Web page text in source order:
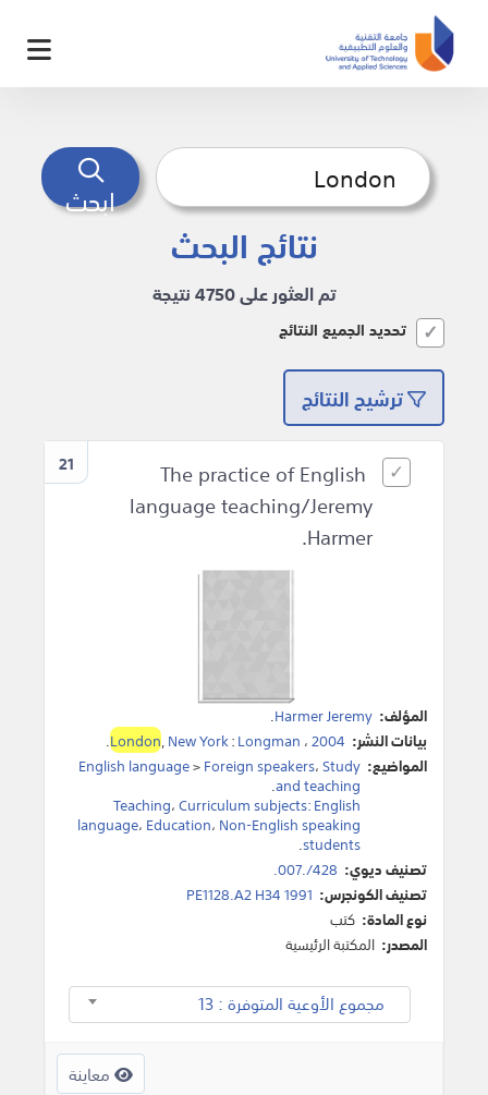
ابحث
نتائج البحث
تم العثور على 4750 نتيجة
تحديد الجميع النتائج
ترشيح النتائج
21
The practice of English
language teaching/Jeremy
Harmer.
المؤلف: Harmer Jeremy
.
بيانات النشر:
London,New York:Longman ،2004
.
المواضيع:
English language>Foreign speakers،Study
and teaching
.
Teaching،Curriculum subjects: English
language، Education، Non-English speaking
students
.
تصنيف ديوي: 428/.007.
تصنيف الكونجرس: PE1128.A2 H34 1991
نوع المادة: كتب
المصدر: المكتبة الرئيسية
مجموع الأوعية المتوفرة : 13
معاينة